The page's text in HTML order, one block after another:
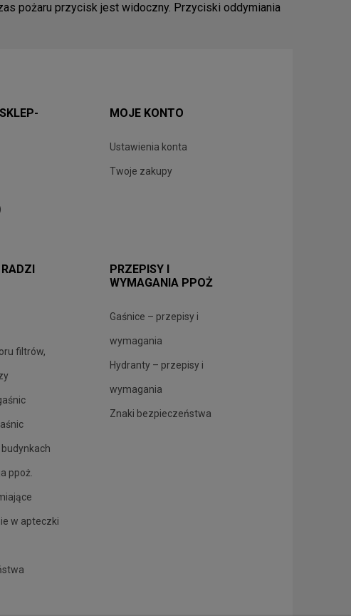
pożaru przycisk jest widoczny. Przyciski oddymiania
MOJE KONTO
Ustawienia konta
Twoje zakupy
filtrów,
ppoż.
w apteczki
PRZEPISY I
WYMAGANIA PPOŻ
Gaśnice – przepisy i
wymagania
Hydranty – przepisy i
wymagania
Znaki bezpieczeństwa